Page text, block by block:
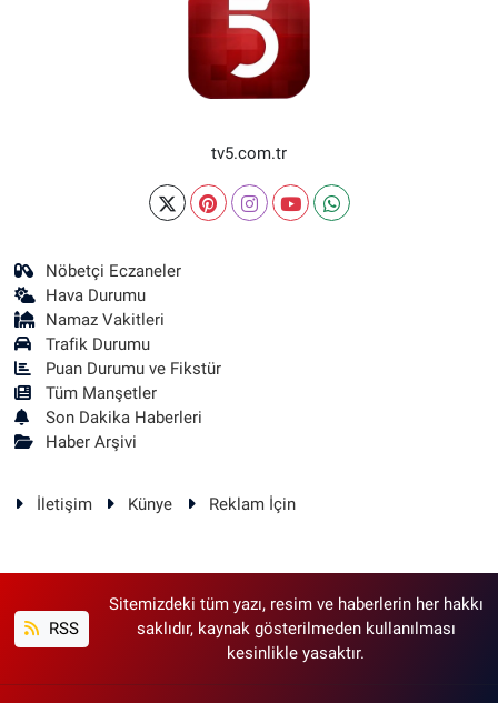
tv5.com.tr
Nöbetçi Eczaneler
Hava Durumu
Namaz Vakitleri
Trafik Durumu
Puan Durumu ve Fikstür
Tüm Manşetler
Son Dakika Haberleri
Haber Arşivi
İletişim Künye Reklam İçin
RSS
Sitemizdeki tüm yazı, resim ve haberlerin her hakkı
saklıdır, kaynak gösterilmeden kullanılması
kesinlikle yasaktır.